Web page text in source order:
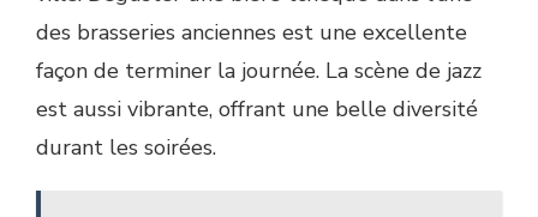
des brasseries anciennes est une excellente
façon de terminer la journée. La scène de jazz
est aussi vibrante, offrant une belle diversité
durant les soirées.